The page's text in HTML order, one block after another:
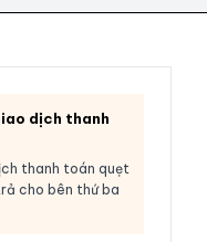
dịch thanh
thanh toán quẹt
cho bên thứ ba